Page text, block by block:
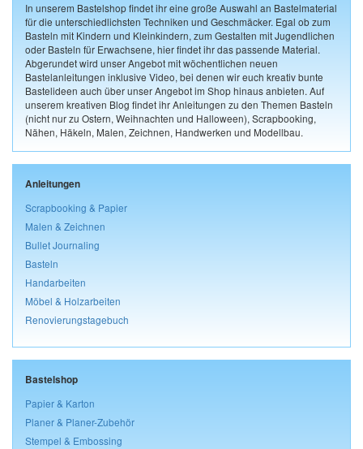
In unserem Bastelshop findet ihr eine große Auswahl an Bastelmaterial
für die unterschiedlichsten Techniken und Geschmäcker. Egal ob zum
Basteln mit Kindern und Kleinkindern, zum Gestalten mit Jugendlichen
oder Basteln für Erwachsene, hier findet ihr das passende Material.
Abgerundet wird unser Angebot mit wöchentlichen neuen
Bastelanleitungen inklusive Video, bei denen wir euch kreativ bunte
Bastelideen auch über unser Angebot im Shop hinaus anbieten. Auf
unserem kreativen Blog findet ihr Anleitungen zu den Themen Basteln
(nicht nur zu Ostern, Weihnachten und Halloween), Scrapbooking,
Nähen, Häkeln, Malen, Zeichnen, Handwerken und Modellbau.
Anleitungen
Scrapbooking & Papier
Malen & Zeichnen
Bullet Journaling
Basteln
Handarbeiten
Möbel & Holzarbeiten
Renovierungstagebuch
Bastelshop
Papier & Karton
Planer & Planer-Zubehör
Stempel & Embossing